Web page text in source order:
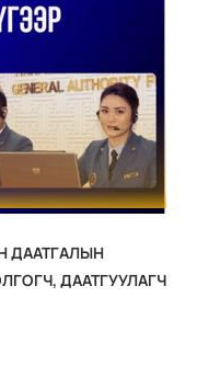
ДААТГАЛЫН
ДААТГУУЛАГЧ